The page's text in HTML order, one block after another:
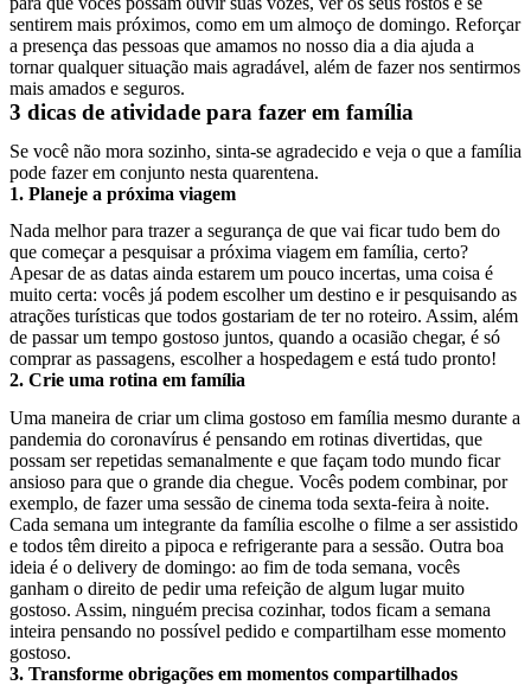
sentirem mais próximos, como em um almoço de domingo. Reforçar
a presença das pessoas que amamos no nosso dia a dia ajuda a
tornar qualquer situação mais agradável, além de fazer nos sentirmos
mais amados e seguros.
3 dicas de atividade para fazer em família
Se você não mora sozinho, sinta-se agradecido e veja o que a família
pode fazer em conjunto nesta quarentena.
1. Planeje a próxima viagem
Nada melhor para trazer a segurança de que vai ficar tudo bem do
que começar a pesquisar a próxima viagem em família, certo?
Apesar de as datas ainda estarem um pouco incertas, uma coisa é
muito certa: vocês já podem escolher um destino e ir pesquisando as
atrações turísticas que todos gostariam de ter no roteiro. Assim, além
de passar um tempo gostoso juntos, quando a ocasião chegar, é só
comprar as passagens, escolher a hospedagem e está tudo pronto!
2. Crie uma rotina em família
Uma maneira de criar um clima gostoso em família mesmo durante a
pandemia do coronavírus é pensando em rotinas divertidas, que
possam ser repetidas semanalmente e que façam todo mundo ficar
ansioso para que o grande dia chegue. Vocês podem combinar, por
exemplo, de fazer uma sessão de cinema toda sexta-feira à noite.
Cada semana um integrante da família escolhe o filme a ser assistido
e todos têm direito a pipoca e refrigerante para a sessão. Outra boa
ideia é o delivery de domingo: ao fim de toda semana, vocês
ganham o direito de pedir uma refeição de algum lugar muito
gostoso. Assim, ninguém precisa cozinhar, todos ficam a semana
inteira pensando no possível pedido e compartilham esse momento
gostoso.
3. Transforme obrigações em momentos compartilhados